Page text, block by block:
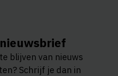
blijven van nieuws
Schrijf je dan in